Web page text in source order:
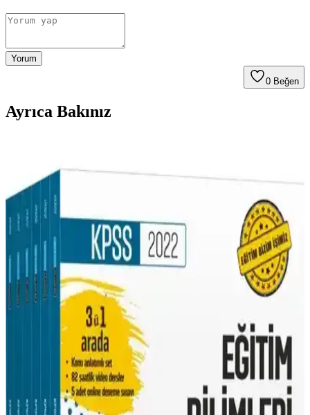
Yorum
0 Beğen
Ayrıca Bakınız
Başarınızı Katlayın
2025 KPSS tarih hazırlığında 'Tarihin Kara Kutusu' kitabıyla sınav
başarınızı artırın. Detayları keşfedin ve hemen çalışmaya başlayın!
Yargı Yayınevi 2024 KPSS Tamamı Çözümlü 5
Deneme Sınav Hazırlık Kitabı
Yargı Yayınevi'nin 2024 KPSS hazırlık kitabı, 5 çözümlü deneme ile
sınav atmosferini deneyimlemenizi sağlar, kapsamlı içerik ve detaylı
çözümlerle başarıya ulaşmanıza destek olur.
Pegem Akademi KPSS 2024 Genel Yetenek ve Genel
Kültür Kitabı İncelemesi ve Değerlendirmesi
Pegem Akademi'nin KPSS 2024 Genel Yetenek ve Genel Kültür
kitabı, güncel ve kapsamlı içeriğiyle sınava hazırlanan adaylara
detaylı konu anlatımı ve pratik soru çözümleri sunar.